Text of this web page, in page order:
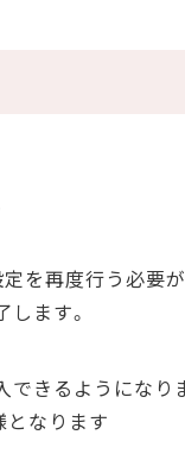
を再度行う必要
ます。
きるようになり
となります